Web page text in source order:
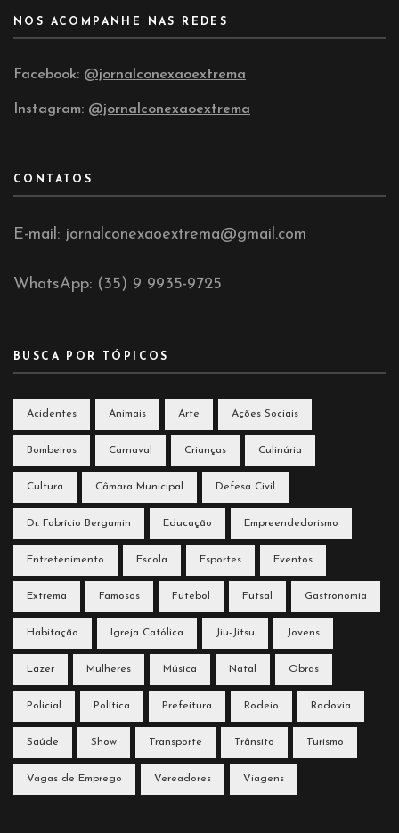
NOS ACOMPANHE NAS REDES
Facebook: @jornalconexaoextrema
Instagram: @jornalconexaoextrema
CONTATOS
E-mail: jornalconexaoextrema@gmail.com
WhatsApp: (35) 9 9935-9725
BUSCA POR TÓPICOS
Acidentes Animais Arte Ações Sociais
Bombeiros Carnaval Crianças Culinária
Cultura Câmara Municipal Defesa Civil
Dr. Fabrício Bergamin Educação Empreendedorismo
Entretenimento Escola Esportes Eventos
Extrema Famosos Futebol Futsal Gastronomia
Habitação Igreja Católica Jiu-Jitsu Jovens
Lazer Mulheres Música Natal Obras
Policial Política Prefeitura Rodeio Rodovia
Saúde Show Transporte Trânsito Turismo
Vagas de Emprego Vereadores Viagens